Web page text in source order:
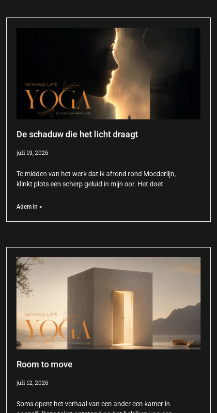
De schaduw die het licht draagt
juli 19, 2026
Te midden van het werk dat ik afrond rond Moederlijn,
klinkt plots een scherp geluid in mijn oor. Het doet
Adem in >
Room to move
juli 12, 2026
Soms opent het verhaal van een ander een kamer in